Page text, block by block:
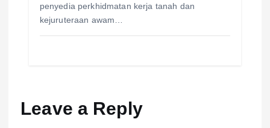
penyedia perkhidmatan kerja tanah dan
kejuruteraan awam…
Leave a Reply